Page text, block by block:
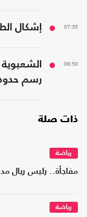
07:35 إشكال
06:50
رسم
ذات صلة
رياضة
مفاجأة.. رئيس ريال
رياضة